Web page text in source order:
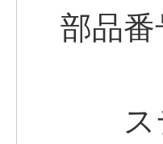
部品番
スティ